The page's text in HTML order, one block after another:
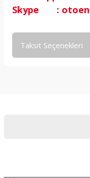
Skype :
Taksit Seçenekleri